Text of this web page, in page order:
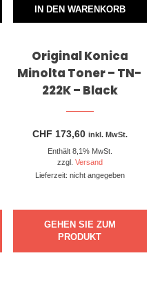
IN DEN WARENKORB
Original Konica
Minolta Toner – TN-
222K – Black
CHF 173,60 inkl. MwSt.
Enthält 8,1% MwSt.
zzgl. Versand
Lieferzeit: nicht angegeben
GEHEN SIE ZUM
PRODUKT